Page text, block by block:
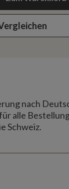
nach
alle
Schweiz.